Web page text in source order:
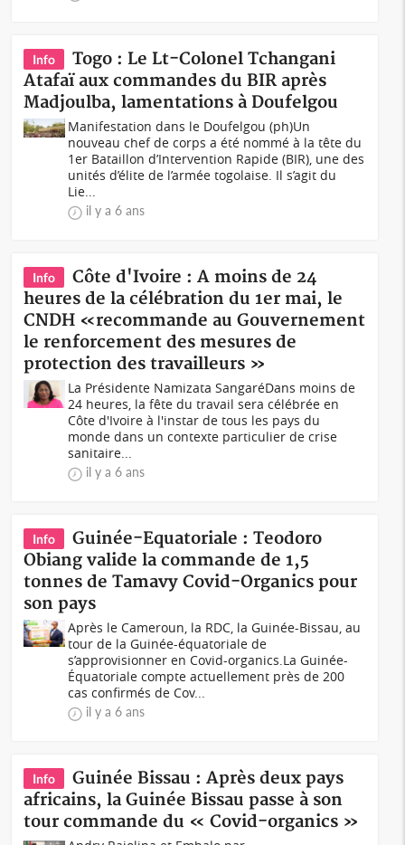
Info
Togo : Le Lt-Colonel Tchangani
Atafaï aux commandes du BIR après
Madjoulba, lamentations à Doufelgou
Manifestation dans le Doufelgou (ph)Un
nouveau chef de corps a été nommé à la tête du
1er Bataillon d’Intervention Rapide (BIR), une des
unités d’élite de l’armée togolaise. Il s’agit du
Lie...
il y a 6 ans
Info
Côte d'Ivoire : A moins de 24
heures de la célébration du 1er mai, le
CNDH «recommande au Gouvernement
le renforcement des mesures de
protection des travailleurs »
La Présidente Namizata SangaréDans moins de
24 heures, la fête du travail sera célébrée en
Côte d'Ivoire à l'instar de tous les pays du
monde dans un contexte particulier de crise
sanitaire...
il y a 6 ans
Info
Guinée-Equatoriale : Teodoro
Obiang valide la commande de 1,5
tonnes de Tamavy Covid-Organics pour
son pays
Après le Cameroun, la RDC, la Guinée-Bissau, au
tour de la Guinée-équatoriale de
s’approvisionner en Covid-organics.La Guinée-
Équatoriale compte actuellement près de 200
cas confirmés de Cov...
il y a 6 ans
Info
Guinée Bissau : Après deux pays
africains, la Guinée Bissau passe à son
tour commande du « Covid-organics »